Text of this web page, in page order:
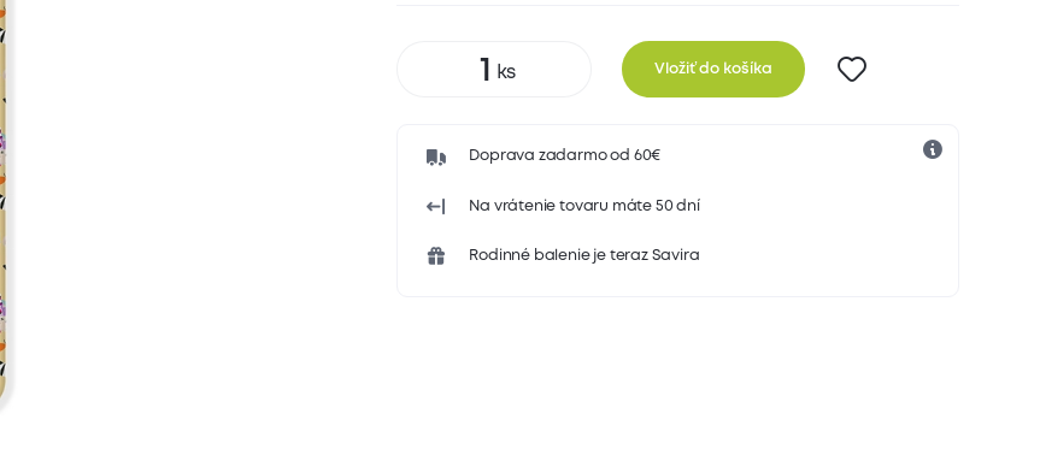
Vložiť do košíka
Doprava zadarmo od 60€
Na vrátenie tovaru máte 50 dní
Rodinné balenie je teraz Savira